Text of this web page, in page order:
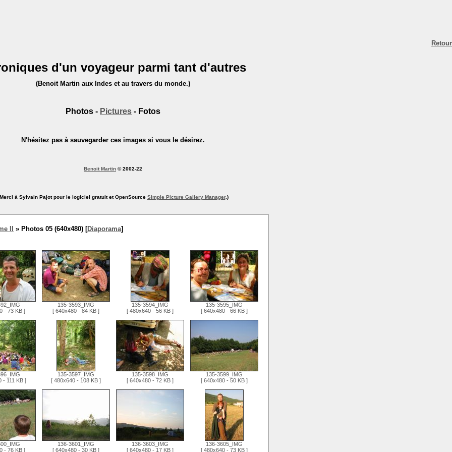
Retour
d'un voyageur parmi tant d'autres
(Benoit Martin aux Indes et au travers du monde.)
Photos - Pictures - Fotos
N'hésitez pas à sauvegarder ces images si vous le désirez.
Benoit Martin © 2002-22
à Sylvain Pajot pour le logiciel gratuit et OpenSource Simple Picture Gallery Manager.)
II » Photos 05 (640x480) [Diaporama]
- 73 KB ]
135-3593_IMG
[ 640x480 - 84 KB ]
135-3594_IMG
[ 480x640 - 56 KB ]
135-3595_IMG
[ 640x480 - 66 KB ]
- 111 KB ]
135-3597_IMG
[ 480x640 - 108 KB ]
135-3598_IMG
[ 640x480 - 72 KB ]
135-3599_IMG
[ 640x480 - 50 KB ]
- 76 KB ]
136-3601_IMG
[ 640x480 - 30 KB ]
136-3603_IMG
[ 640x480 - 17 KB ]
136-3605_IMG
[ 480x640 - 73 KB ]